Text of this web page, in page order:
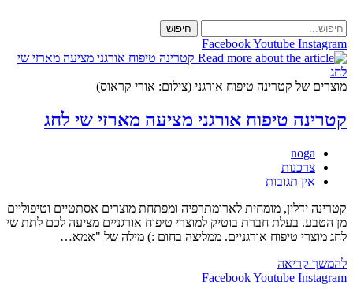
to
content
חיפוש
FacebookYoutube Instagram
מוצרים של קטרינה טיפוח אורגני (צילום: אורי קראוס)
קטרינה טיפוח אורגני מציעה מארזי שי לחג
מחבר:
noga
קטגוריה:
צרכנות
תגובות:
אין תגובות
קטרינה ידלין, מומחית לארומתרפיה ומפתחת מוצרים אסתטיים וטיפוליים
מן הטבע. בעלת חברת בוטיק למוצרי טיפוח אורגניים מציעה לכם לתת שי
לחג מוצרי טיפוח אורגניים. ממליצה בחום :) מילה של "אמא…
להמשך קריאהקטרינה
טיפוחFacebookYoutube Instagram